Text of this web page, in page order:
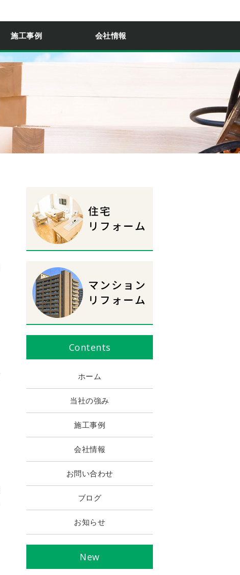
施工事例 会社情報
Contents
ホーム
当社の強み
施工事例
会社情報
お問い合わせ
ブログ
お知らせ
New